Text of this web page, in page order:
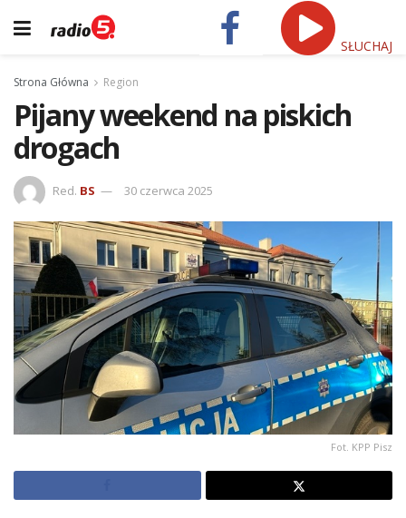
SŁUCHAJ
Strona Główna Region
Pijany weekend na piskich
drogach
Red. BS 30 czerwca 2025
Fot. KPP Pisz